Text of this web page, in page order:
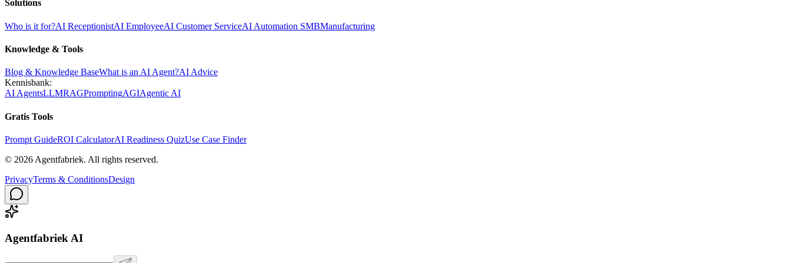
Solutions
Who is it for?AI ReceptionistAI EmployeeAI Customer ServiceAI Automation SMBManufacturing
Knowledge & Tools
Blog & Knowledge BaseWhat is an AI Agent?AI Advice
Kennisbank:
AI AgentsLLMRAGPromptingAGIAgentic AI
Gratis Tools
Prompt GuideROI CalculatorAI Readiness QuizUse Case Finder
© 2026 Agentfabriek. All rights reserved.
PrivacyTerms & ConditionsDesign
Agentfabriek AI